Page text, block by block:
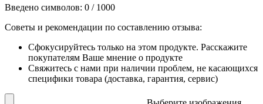
Введено символов: 0 / 1000
Советы и рекомендации по составлению отзыва:
Сфокусируйтесь только на этом продукте. Расскажите
покупателям Ваше мнение о продукте
Свяжитесь с нами при наличии проблем, не касающихся
специфики товара (доставка, гарантия, сервис)